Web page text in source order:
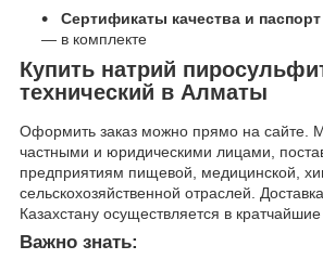
Сертификаты качества и
— в комплекте
Купить натрий
технический в Алматы
Оформить заказ можно прямо на сайте.
частными и юридическими лицами,
предприятиям пищевой, медицинской,
сельскохозяйственной отраслей.
Казахстану осуществляется в кратчайшие
Важно знать: